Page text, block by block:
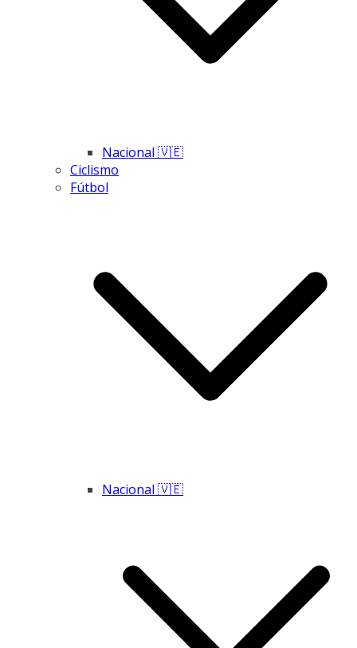
Nacional 🇻🇪
Ciclismo
Fútbol
Nacional 🇻🇪